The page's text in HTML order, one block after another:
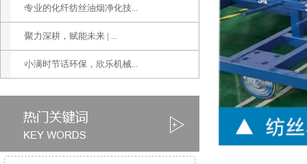
专业的化纤纺丝油烟净化技...
聚力深耕，赋能未来 | ...
小满时节话环保，欣乐机械...